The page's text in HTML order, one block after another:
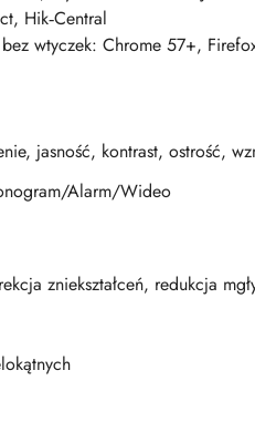
Hik‑Central
wtyczek: Chrome 57+,
jasność, kontrast, ostrość,
Alarm/Wideo
zniekształceń, redukcja